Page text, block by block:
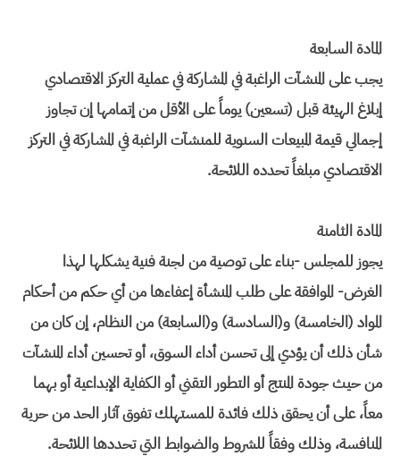
المادة السابعة
يجب على المنشآت الراغبة في المشاركة في عملية التركز الاقتصادي
إبلاغ الهيئة قبل (تسعين) يوماً على الأقل من إتمامها إن تجاوز
إجمالي قيمة المبيعات السنوية للمنشآت الراغبة في المشاركة في التركز
الاقتصادي مبلغاً تحدده اللائحة.
المادة الثامنة
يجوز للمجلس -بناء على توصية من لجنة فنية يشكلها لهذا
الغرض- الموافقة على طلب المنشأة إعفاءها من أي حكم من أحكام
المواد (الخامسة) و(السادسة) و(السابعة) من النظام، إن كان من
شأن ذلك أن يؤدي إلى تحسن أداء السوق، أو تحسين أداء المنشآت
من حيث جودة المنتج أو التطور التقني أو الكفاية الإبداعية أو بهما
معاً، على أن يحقق ذلك فائدة للمستهلك تفوق آثار الحد من حرية
المنافسة، وذلك وفقاً للشروط والضوابط التي تحددها اللائحة.